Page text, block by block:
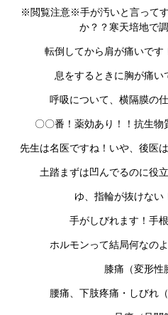
※閲覧注意※手が汚いと言って
か？？寒天培地で
転倒してから肩が痛いです
息をするときに胸が痛い
呼吸について、横隔膜の
〇〇番！薬効あり！！抗生物
先生は名医ですね！いや、後医
土踏まずは凹んでるのに役
ゆ、指輪が抜けない
手がしびれます！手
ホルモンって結局何なの
膝痛（変形性
腰痛、下肢疼痛・しびれ